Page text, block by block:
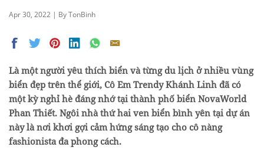
Apr 30, 2022 | By TonBinh
Là một người yêu thích biển và từng du lịch ở nhiều vùng
biển đẹp trên thể giới, Cô Em Trendy Khánh Linh đã có
một kỳ nghỉ hè đáng nhớ tại thành phố biển NovaWorld
Phan Thiết. Ngôi nhà thứ hai ven biển bình yên tại dự án
này là nơi khơi gợi cảm hứng sáng tạo cho cô nàng
fashionista đa phong cách.